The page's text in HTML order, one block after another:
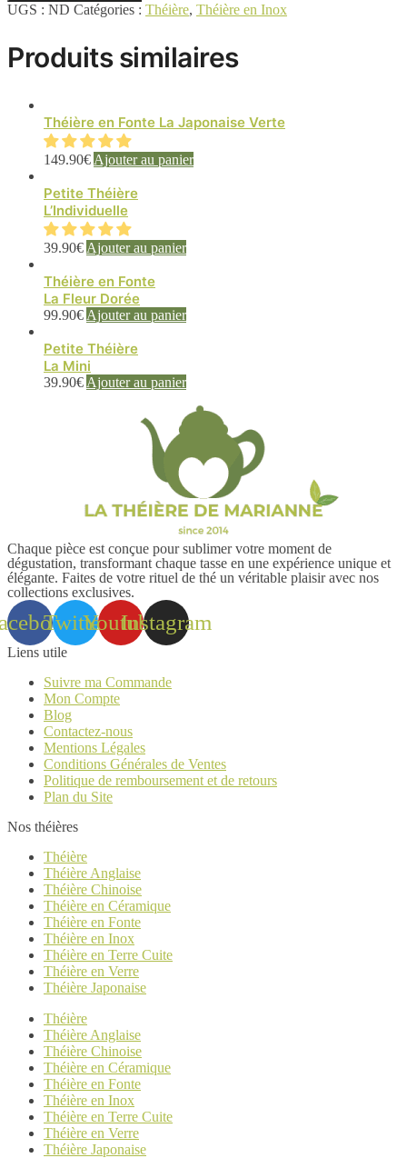
UGS : ND Catégories : Théière, Théière en Inox
Produits similaires
Théière en Fonte La Japonaise Verte
149.90€ Ajouter au panier
Petite Théière
L’Individuelle
39.90€ Ajouter au panier
Théière en Fonte
La Fleur Dorée
99.90€ Ajouter au panier
Petite Théière
La Mini
39.90€ Ajouter au panier
Chaque pièce est conçue pour sublimer votre moment de
dégustation, transformant chaque tasse en une expérience unique et
élégante. Faites de votre rituel de thé un véritable plaisir avec nos
collections exclusives.
TwitterYoutubeInstagram
Liens utile
Suivre ma Commande
Mon Compte
Blog
Contactez-nous
Mentions Légales
Conditions Générales de Ventes
Politique de remboursement et de retours
Plan du Site
Nos théières
Théière
Théière Anglaise
Théière Chinoise
Théière en Céramique
Théière en Fonte
Théière en Inox
Théière en Terre Cuite
Théière en Verre
Théière Japonaise
Théière
Théière Anglaise
Théière Chinoise
Théière en Céramique
Théière en Fonte
Théière en Inox
Théière en Terre Cuite
Théière en Verre
Théière Japonaise